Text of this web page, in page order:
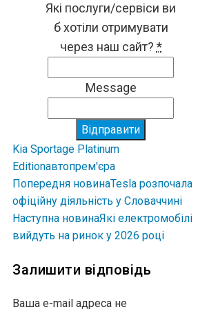
Які послуги/сервіси ви
б хотіли отримувати
через наш сайт? *
Message
Відправити
Kia Sportage Platinum
Editionавтопрем'єра
Попередня новинаTesla розпочала
офіційну діяльність у Словаччині
Наступна новинаЯкі електромобілі
вийдуть на ринок у 2026 році
Залишити відповідь
Ваша e-mail адреса не